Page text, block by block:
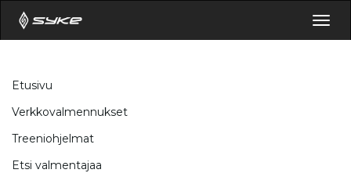
Etusivu
Verkkovalmennukset
Treeniohjelmat
Etsi valmentajaa